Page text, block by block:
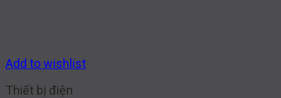
Add to wishlist
Thiết bị điện